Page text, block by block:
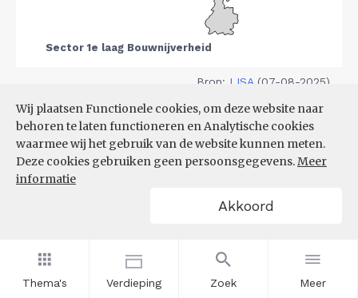
Thema's Verdieping Zoek Meer
Wij plaatsen Functionele cookies, om deze website naar
behoren te laten functioneren en Analytische cookies
waarmee wij het gebruik van de website kunnen meten.
Deze cookies gebruiken geen persoonsgegevens.Meer
informatie
Akkoord
Bron: LISA (07-08-2025)
VESTIGINGEN PER
GROOTTEKLASSE PER 10.000
INWONERS, NAAR
SPEERPUNTSECTOR EN REGIO
Filters